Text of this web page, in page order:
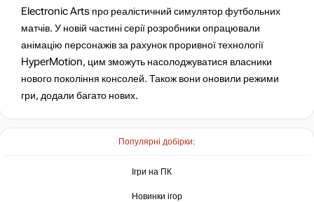
Популярні добірки:
Ігри на ПК
Новинки ігор
Electronic Arts про реалістичний симулятор футбольних
матчів. У новій частині серії розробники опрацювали
анімацію персонажів за рахунок проривної технології
HyperMotion, цим зможуть насолоджуватися власники
нового покоління консолей. Також вони оновили режими
гри, додали багато нових.